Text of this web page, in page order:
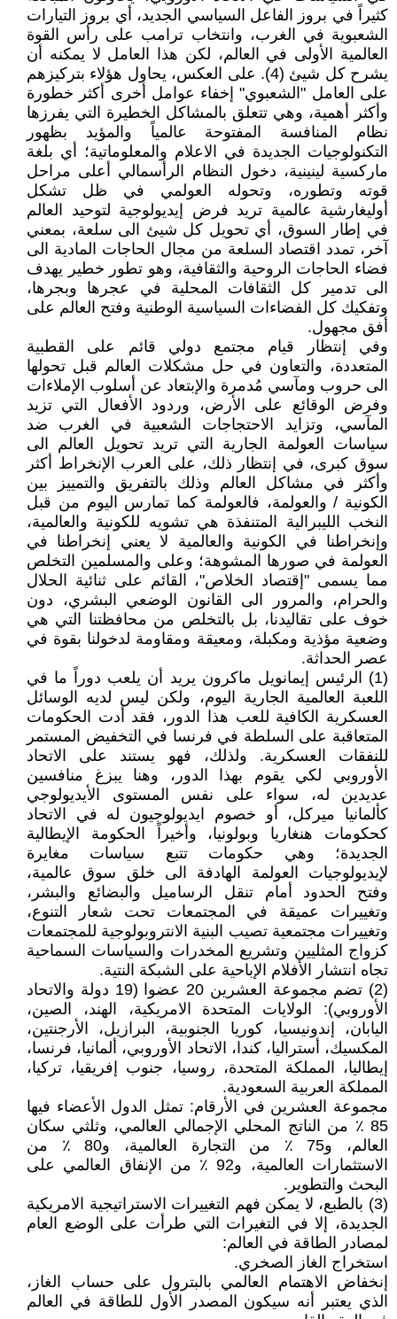
كثيراً في بروز الفاعل السياسي الجديد، أي بروز التيارات
الشعبوية في الغرب، وانتخاب ترامب على رأس القوة
العالمية الأولى في العالم، لكن هذا العامل لا يمكنه أن
يشرح كل شيئ (4). على العكس، يحاول هؤلاء بتركيزهم
على العامل "الشعبوي" إخفاء عوامل أخرى أكثر خطورة
وأكثر أهمية، وهي تتعلق بالمشاكل الخطيرة التي يفرزها
نظام المنافسة المفتوحة عالمياً والمؤيد بظهور
التكنولوجيات الجديدة في الاعلام والمعلوماتية؛ أي بلغة
ماركسية لينينية، دخول النظام الرأسمالي أعلى مراحل
قوته وتطوره، وتحوله العولمي في ظل تشكل
أوليغارشية عالمية تريد فرض إيديولوجية لتوحيد العالم
في إطار السوق، أي تحويل كل شيئ الى سلعة، بمعني
آخر، تمدد اقتصاد السلعة من مجال الحاجات المادية الى
فضاء الحاجات الروحية والثقافية، وهو تطور خطير يهدف
الى تدمير كل الثقافات المحلية في عجرها وبجرها،
وتفكيك كل الفضاءات السياسية الوطنية وفتح العالم على
أفق مجهول.
وفي إنتظار قيام مجتمع دولي قائم على القطبية
المتعددة، والتعاون في حل مشكلات العالم قبل تحولها
الى حروب ومآسي مُدمرة والإبتعاد عن أسلوب الإملاءات
وفرض الوقائع على الأرض، وردود الأفعال التي تزيد
المآسي، وتزايد الاحتجاجات الشعبية في الغرب ضد
سياسات العولمة الجارية التي تريد تحويل العالم الى
سوق كبرى، في إنتظار ذلك، على العرب الإنخراط أكثر
وأكثر في مشاكل العالم وذلك بالتفريق والتمييز بين
الكونية / والعولمة، فالعولمة كما تمارس اليوم من قبل
النخب الليبرالية المتنفذة هي تشويه للكونية والعالمية،
وإنخراطنا في الكونية والعالمية لا يعني إنخراطنا في
العولمة في صورها المشوهة؛ وعلى والمسلمين التخلص
مما يسمى "إقتصاد الخلاص"، القائم على ثنائية الحلال
والحرام، والمرور الى القانون الوضعي البشري، دون
خوف على تقاليدنا، بل بالتخلص من محافظتنا التي هي
وضعية مؤذية ومكبلة، ومعيقة ومقاومة لدخولنا بقوة في
عصر الحداثة.
(1) الرئيس إيمانويل ماكرون يريد أن يلعب دوراً ما في
اللعبة العالمية الجارية اليوم، ولكن ليس لديه الوسائل
العسكرية الكافية للعب هذا الدور، فقد أدت الحكومات
المتعاقبة على السلطة في فرنسا في التخفيض المستمر
للنفقات العسكرية. ولذلك، فهو يستند على الاتحاد
الأوروبي لكي يقوم بهذا الدور، وهنا يبزغ منافسين
عديدين له، سواء على نفس المستوى الأيديولوجي
كألمانيا ميركل، أو خصوم ايديولوجيون له في الاتحاد
كحكومات هنغاريا وبولونيا، وأخيراً الحكومة الإيطالية
الجديدة؛ وهي حكومات تتبع سياسات مغايرة
لإيديولوجيات العولمة الهادفة الى خلق سوق عالمية،
وفتح الحدود أمام تنقل الرساميل والبضائع والبشر،
وتغييرات عميقة في المجتمعات تحت شعار التنوع،
وتغييرات مجتمعية تصيب البنية الانتروبولوجية للمجتمعات
كزواج المثليين وتشريع المخدرات والسياسات السماحية
تجاه انتشار الأفلام الإباحية على الشبكة النتية.
(2) تضم مجموعة العشرين 20 عضوا (19 دولة والاتحاد
الأوروبي): الولايات المتحدة الامريكية، الهند، الصين،
اليابان، إندونيسيا، كوريا الجنوبية، البرازيل، الأرجنتين،
المكسيك، أستراليا، كندا، الاتحاد الأوروبي، ألمانيا، فرنسا،
إيطاليا، المملكة المتحدة، روسيا، جنوب إفريقيا، تركيا،
المملكة العربية السعودية.
مجموعة العشرين في الأرقام: تمثل الدول الأعضاء فيها
85 ٪ من الناتج المحلي الإجمالي العالمي، وثلثي سكان
العالم، و75 ٪ من التجارة العالمية، و80 ٪ من
الاستثمارات العالمية، و92 ٪ من الإنفاق العالمي على
البحث والتطوير.
(3) بالطبع، لا يمكن فهم التغييرات الاستراتيجية الامريكية
الجديدة، إلا في التغيرات التي طرأت على الوضع العام
لمصادر الطاقة في العالم:
استخراج الغاز الصخري.
إنخفاض الاهتمام العالمي بالبترول على حساب الغاز،
الذي يعتبر أنه سيكون المصدر الأول للطاقة في العالم